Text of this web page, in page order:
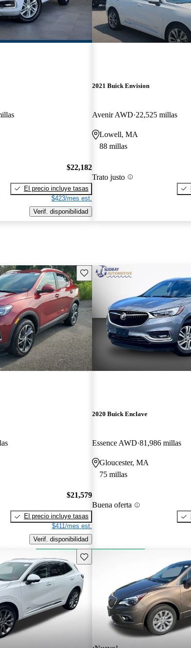
$22,182
El precio incluye tasas
$423/mes est.
Verif. disponibilidad
2021 Buick Envision
Avenir AWD 22,525 millas
Lowell, MA
88 millas
Trato justo
Guarda este Aviso
$21,579
El precio incluye tasas
$411/mes est.
Verif. disponibilidad
2020 Buick Enclave
Essence AWD 81,986 millas
Gloucester, MA
75 millas
Buena oferta
Guarda este Aviso